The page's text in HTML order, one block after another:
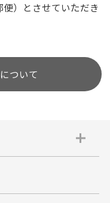
）とさせていただき
ついて